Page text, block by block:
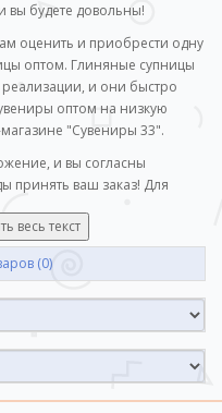
вы будете довольны!
оценить и приобрести одну
оптом. Глиняные супницы
и они быстро
оптом на низкую
"Сувениры 33".
и вы согласны
принять ваш заказ! Для
в корзину.
всё ли вы выбрали.
свяжутся для уточнения
отношениям.
высоким качеством и
действуют скидки в
весь текст
(0)